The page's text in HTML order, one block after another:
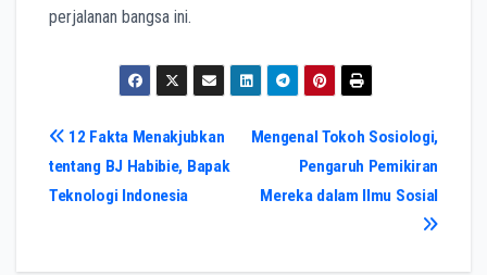
perjalanan bangsa ini.
Post
navigation
Mengenal Tokoh Sosiologi,
Pengaruh Pemikiran
Mereka dalam Ilmu Sosial
12 Fakta Menakjubkan
tentang BJ Habibie, Bapak
Teknologi Indonesia